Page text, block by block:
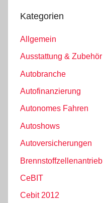
Kategorien
Allgemein
Ausstattung & Zubehör
Autobranche
Autofinanzierung
Autonomes Fahren
Autoshows
Autoversicherungen
Brennstoffzellenantrieb
CeBIT
Cebit 2012